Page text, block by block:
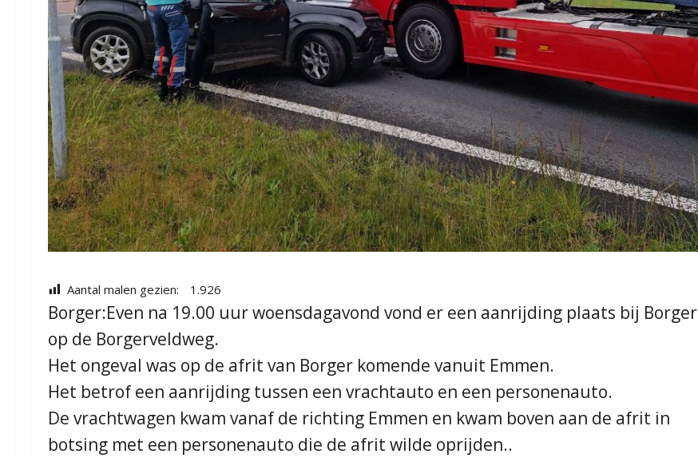
Aantal malen gezien: 1.926
Borger:Even na 19.00 uur woensdagavond vond er een aanrijding plaats bij Borger
op de Borgerveldweg.
Het ongeval was op de afrit van Borger komende vanuit Emmen.
Het betrof een aanrijding tussen een vrachtauto en een personenauto.
De vrachtwagen kwam vanaf de richting Emmen en kwam boven aan de afrit in
botsing met een personenauto die de afrit wilde oprijden..